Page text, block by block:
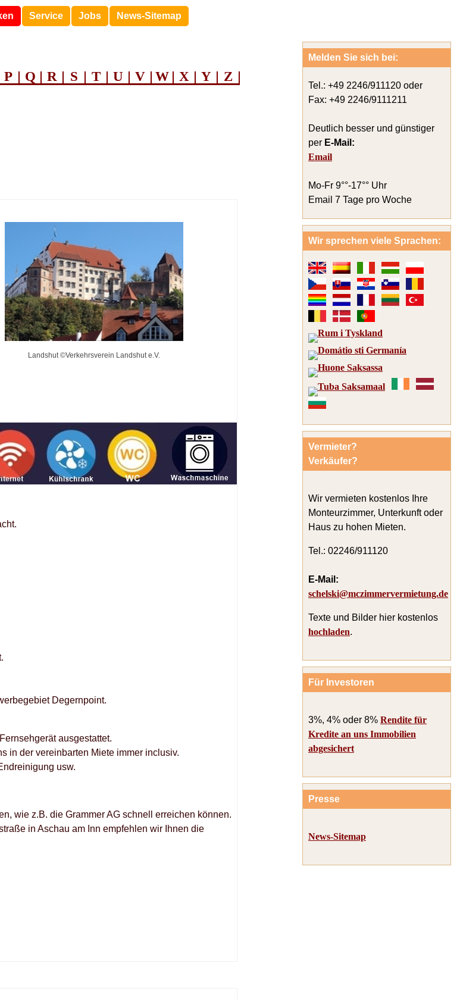
Service Jobs News-Sitemap
P Q R S T U V W X Y Z
Landshut ©Verkehrsverein Landshut e.V.
Degernpoint.
ausgestattet.
in der vereinbarten Miete immer inclusiv.
usw.
wie z.B. die Grammer AG schnell erreichen können.
in Aschau am Inn empfehlen wir Ihnen die
Melden Sie sich bei:
Tel.: +49 2246/911120 oder
Fax: +49 2246/9111211
Deutlich besser und günstiger
per E-Mail:
Email
Mo-Fr 9°°-17°° Uhr
Email 7 Tage pro Woche
Wir sprechen viele Sprachen:
Vermieter?
Verkäufer?
Wir vermieten kostenlos Ihre
Monteurzimmer, Unterkunft oder
Haus zu hohen Mieten.
Tel.: 02246/911120
E-Mail:
schelski@mczimmervermietung.de
Texte und Bilder hier kostenlos
hochladen.
Für Investoren
3%, 4% oder 8% Rendite für
Kredite an uns Immobilien
abgesichert
Presse
News-Sitemap